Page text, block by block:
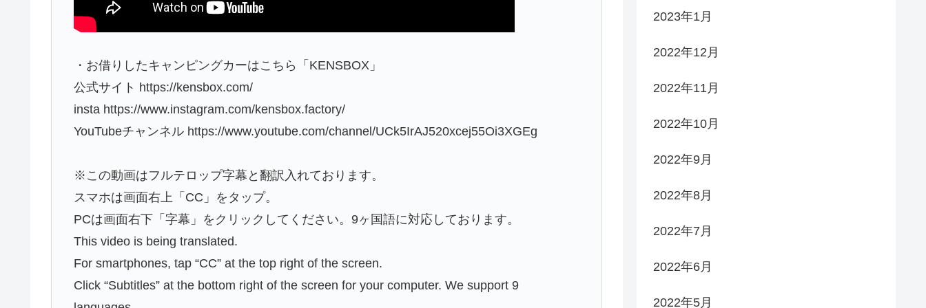
・お借りしたキャンピングカーはこちら「KENSBOX」
公式サイト https://kensbox.com/
insta https://www.instagram.com/kensbox.factory/
YouTubeチャンネル https://www.youtube.com/channel/UCk5IrAJ520xcej55Oi3XGEg
※この動画はフルテロップ字幕と翻訳入れております。
スマホは画面右上「CC」をタップ。
PCは画面右下「字幕」をクリックしてください。9ヶ国語に対応しております。
This video is being translated.
For smartphones, tap “CC” at the top right of the screen.
Click “Subtitles” at the bottom right of the screen for your computer. We support 9
2023年1月
2022年12月
2022年11月
2022年10月
2022年9月
2022年8月
2022年7月
2022年6月
2022年5月